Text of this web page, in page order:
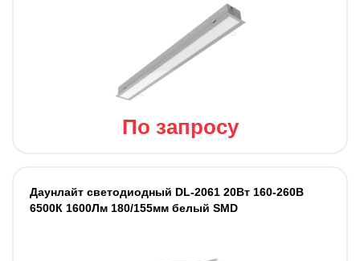
По запросу
Даунлайт светодиодный DL-2061 20Вт 160-260В
6500К 1600Лм 180/155мм белый SMD